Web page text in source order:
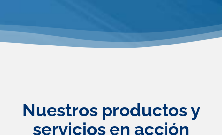
Nuestros productos y
servicios en acción